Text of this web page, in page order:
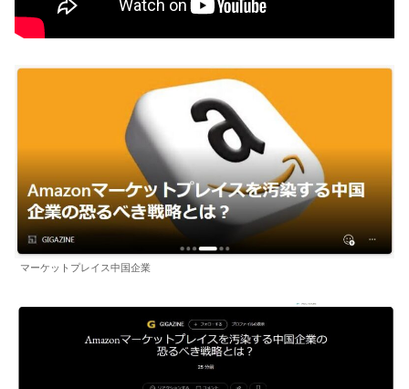
マーケットプレイス中国企業